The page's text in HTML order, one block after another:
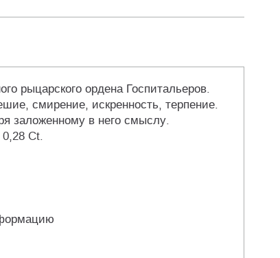
рыцарского ордена Госпитальеров.
смирение, искренность, терпение.
заложенному в него смыслу.
Ct.